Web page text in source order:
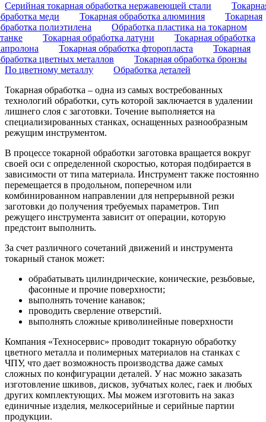
Серийная токарная обработка нержавеющей стали
меди
Токарная обработка алюминия
Токарная
полиэтилена
Обработка пластика на токарном
Токарная обработка латуни
Токарная обработка
Токарная обработка фторопласта
Токарная
цветных металлов
Токарная обработка бронзы
По цветному металлу
Обработка деталей
Токарная обработка – одна из самых востребованных
технологий обработки, суть которой заключается в удалении
лишнего слоя с заготовки. Точение выполняется на
специализированных станках, оснащенных разнообразным
режущим инструментом.
В процессе токарной обработки заготовка вращается вокруг
своей оси с определенной скоростью, которая подбирается в
зависимости от типа материала. Инструмент также постоянно
перемещается в продольном, поперечном или
комбинированном направлении для непрерывной резки
заготовки до получения требуемых параметров. Тип
режущего инструмента зависит от операции, которую
предстоит выполнить.
За счет различного сочетаний движений и инструмента
токарный станок может:
обрабатывать цилиндрические, конические, резьбовые,
фасонные и прочие поверхности;
выполнять точение канавок;
проводить сверление отверстий.
выполнять сложные криволинейные поверхности
Компания «Техносервис» проводит токарную обработку
цветного металла и полимерных материалов на станках с
ЧПУ, что дает возможность производства даже самых
сложных по конфигурации деталей. У нас можно заказать
изготовление шкивов, дисков, зубчатых колес, гаек и любых
других комплектующих. Мы можем изготовить на заказ
единичные изделия, мелкосерийные и серийные партии
продукции.